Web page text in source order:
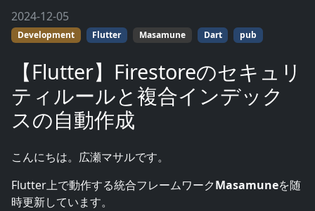
2024-12-05
Development Flutter Masamune Dart pub
【Flutter】Firestoreのセキュリ
ティルールと複合インデック
スの自動作成
こんにちは。広瀬マサルです。
Flutter上で動作する統合フレームワークMasamuneを随
時更新しています。